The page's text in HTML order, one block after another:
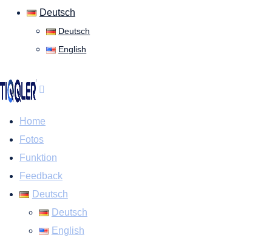
Deutsch
Deutsch
English
Home
Fotos
Funktion
Feedback
Deutsch
Deutsch
English